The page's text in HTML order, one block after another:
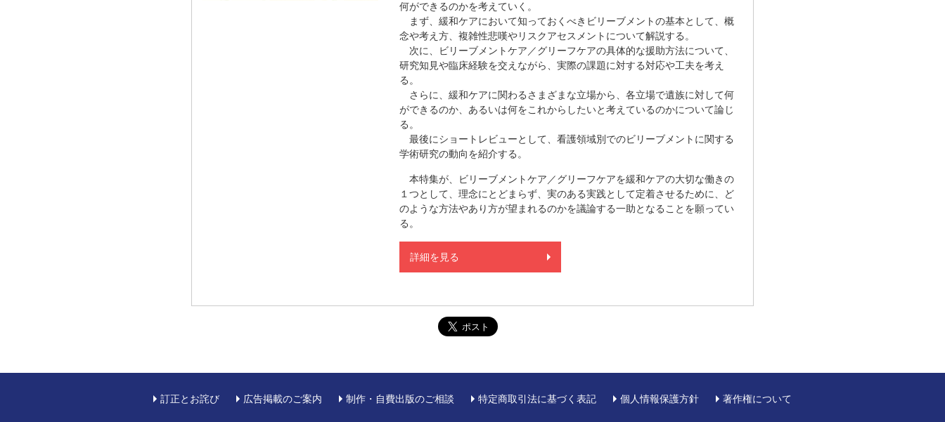
何ができるのかを考えていく。
まず、緩和ケアにおいて知っておくべきビリーブメントの基本として、概
念や考え方、複雑性悲嘆やリスクアセスメントについて解説する。
次に、ビリーブメントケア／グリーフケアの具体的な援助方法について、
研究知見や臨床経験を交えながら、実際の課題に対する対応や工夫を考え
る。
さらに、緩和ケアに関わるさまざまな立場から、各立場で遺族に対して何
ができるのか、あるいは何をこれからしたいと考えているのかについて論じ
る。
最後にショートレビューとして、看護領域別でのビリーブメントに関する
学術研究の動向を紹介する。
本特集が、ビリーブメントケア／グリーフケアを緩和ケアの大切な働きの
１つとして、理念にとどまらず、実のある実践として定着させるために、ど
のような方法やあり方が望まれるのかを議論する一助となることを願ってい
る。
詳細を見る
訂正とお詫び 広告掲載のご案内 制作・自費出版のご相談 特定商取引法に基づく表記 個人情報保護方針 著作権について